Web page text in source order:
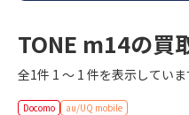
TONE m14の買
全1件 1 ～ 1 件を表示していま
Docomo
au/UQ mobile